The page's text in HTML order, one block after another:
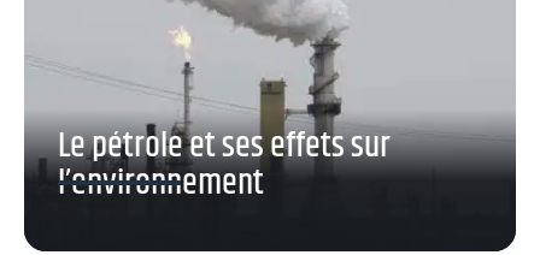
Le pétrole et ses effets sur
l’environnement